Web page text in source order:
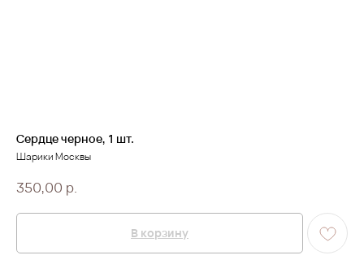
Сердце черное, 1 шт.
Шарики Москвы
350,00 р.
В корзину